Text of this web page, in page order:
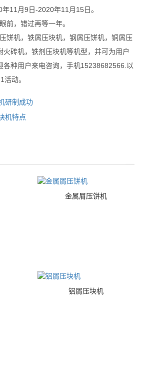
11月9日-2020年11月15日。
，错过再等一年。
机，铁屑压块机，钢屑压饼机，铜屑压
火砖机，铁剂压块机等机型，并可为用户
各种用户来电咨询，手机15238682566.以
活动。
研制成功
机特点
金属屑压饼机
铝屑压块机